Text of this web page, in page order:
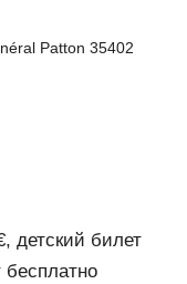
Patton 35402
детский билет
бесплатно